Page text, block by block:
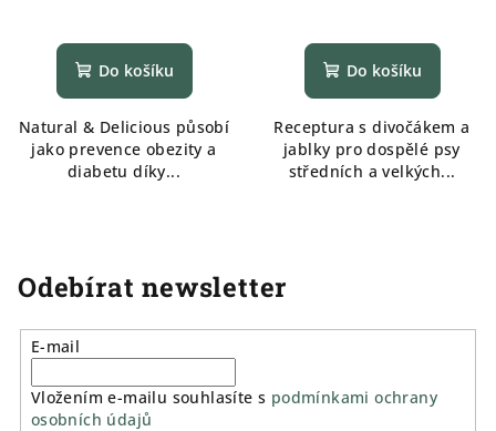
Do košíku
Natural & Delicious působí
jako prevence obezity a
diabetu díky...
Do košíku
Receptura s divočákem a
jablky pro dospělé psy
středních a velkých...
Odebírat newsletter
E-mail
Vložením e-mailu souhlasíte s podmínkami ochrany
osobních údajů